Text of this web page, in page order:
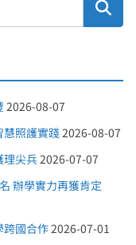
2026-08-07
照護實踐 2026-08-07
尖兵 2026-07-07
辦學實力再獲肯定
國合作 2026-07-01